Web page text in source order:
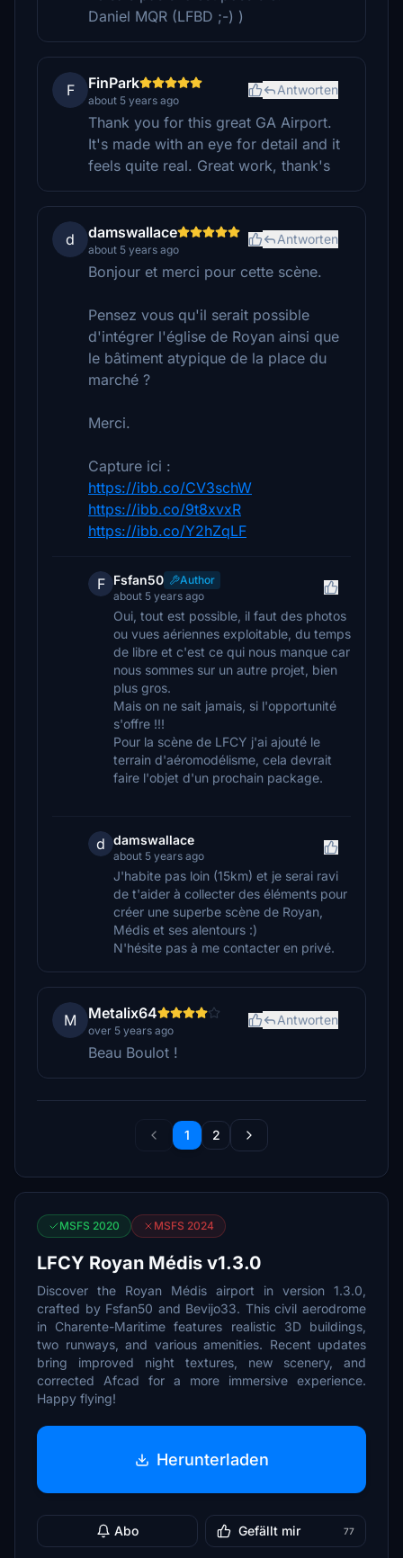
Daniel MQR (LFBD ;-) )
F FinPark
about 5 years ago
Antworten
Thank you for this great GA Airport.
It's made with an eye for detail and it
feels quite real. Great work, thank's
d damswallace
about 5 years ago
Antworten
Bonjour et merci pour cette scène.
Pensez vous qu'il serait possible
d'intégrer l'église de Royan ainsi que
le bâtiment atypique de la place du
marché ?
Merci.
Capture ici :
https://ibb.co/CV3schW
https://ibb.co/9t8xvxR
https://ibb.co/Y2hZqLF
F Fsfan50
Author
about 5 years ago
Oui, tout est possible, il faut des photos
ou vues aériennes exploitable, du temps
de libre et c'est ce qui nous manque car
nous sommes sur un autre projet, bien
plus gros.
Mais on ne sait jamais, si l'opportunité
s'offre !!!
Pour la scène de LFCY j'ai ajouté le
terrain d'aéromodélisme, cela devrait
faire l'objet d'un prochain package.
d damswallace
about 5 years ago
J'habite pas loin (15km) et je serai ravi
de t'aider à collecter des éléments pour
créer une superbe scène de Royan,
Médis et ses alentours :)
N'hésite pas à me contacter en privé.
M Metalix64
over 5 years ago
Antworten
Beau Boulot !
1 2
MSFS 2020 MSFS 2024
LFCY Royan Médis v1.3.0
Discover the Royan Médis airport in version 1.3.0,
crafted by Fsfan50 and Bevijo33. This civil aerodrome
in Charente-Maritime features realistic 3D buildings,
two runways, and various amenities. Recent updates
bring improved night textures, new scenery, and
corrected Afcad for a more immersive experience.
Happy flying!
Herunterladen
Abo Gefällt mir 77